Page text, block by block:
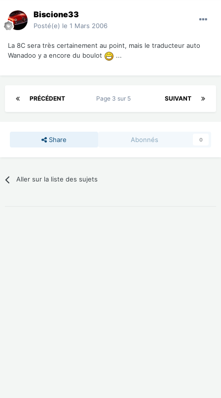
Biscione33
Posté(e) le 1 Mars 2006
La 8C sera très certainement au point, mais le traducteur auto
Wanadoo y a encore du boulot
...
PRÉCÉDENT SUIVANT
Page 3 sur 5
Share Abonnés 0
Aller sur la liste des sujets